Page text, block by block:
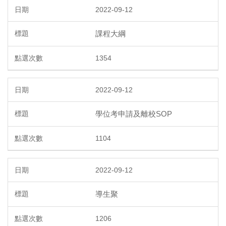
2022-09-12
課程大綱
1354
2022-09-12
學位考申請及離校SOP
1104
2022-09-12
導生聚
1206